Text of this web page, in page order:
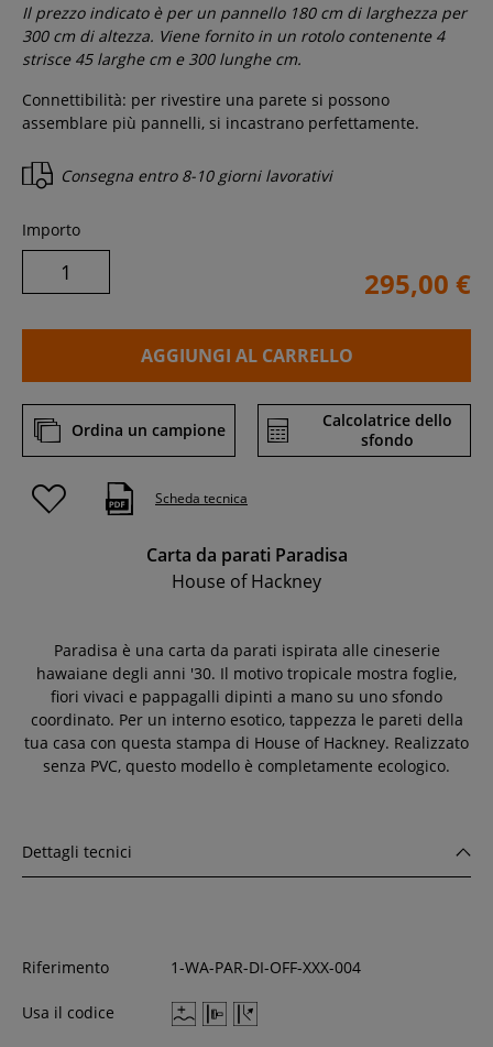
Il prezzo indicato è per un pannello 180cm di larghezza per
300cm di altezza. Viene fornito in un rotolo contenente 4
strisce 45 larghe cm e 300lunghe cm.
Connettibilità: per rivestire una parete si possono
assemblare più pannelli, si incastrano perfettamente.
Consegna entro 8-10 giorni lavorativi
Importo
295,00 €
AGGIUNGI AL CARRELLO
Ordina un campione
Calcolatrice dello
sfondo
Scheda tecnica
Carta da parati Paradisa
House of Hackney
Paradisa è una carta da parati ispirata alle cineserie
hawaiane degli anni '30. Il motivo tropicale mostra foglie,
fiori vivaci e pappagalli dipinti a mano su uno sfondo
coordinato. Per un interno esotico, tappezza le pareti della
tua casa con questa stampa di House of Hackney. Realizzato
senza PVC, questo modello è completamente ecologico.
Dettagli tecnici
Riferimento 1-WA-PAR-DI-OFF-XXX-004
Usa il codice